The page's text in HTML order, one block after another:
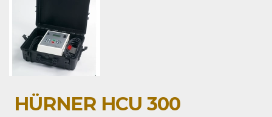
HÜRNER HCU 300